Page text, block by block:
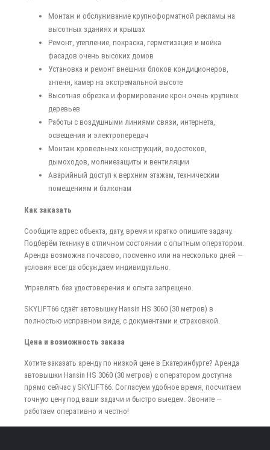
Монтаж и обслуживание крупноформатной рекламы на
высотных зданиях и крышах
Ремонт, утепление, покраска, герметизация и мойка
фасадов очень высоких домов
Установка и ремонт внешних блоков кондиционеров,
антенн, камер на экстремальной высоте
Высотная обрезка и формирование крон очень крупных
деревьев
Работы с воздушными линиями связи, интернета,
освещения и электропередач
Монтаж кровельных конструкций, водостоков,
дымоходов, молниезащиты и вентиляции
Аварийный доступ к верхним этажам, техническим
помещениям и балконам
Как заказать
Сообщите адрес объекта, дату, время и кратко опишите задачу.
Подберём технику в отличном состоянии с опытным оператором.
Аренда возможна почасово, посменно или на несколько дней —
условия всегда обсуждаем индивидуально.
Управлять без удостоверения и опыта запрещено.
SKYLIFT66 сдаёт автовышку Hansin HS 3060 (30 метров) в
полностью исправном виде, с документами и страховкой.
Цена и возможность заказа
Хотите заказать аренду по низкой цене в Екатеринбурге? Аренда
автовышки Hansin HS 3060 (30 метров) с оператором доступна
прямо сейчас у SKYLIFT66. Согласуем удобное время, посчитаем
точную цену под ваши задачи и быстро выедем. Звоните —
работаем оперативно и честно!